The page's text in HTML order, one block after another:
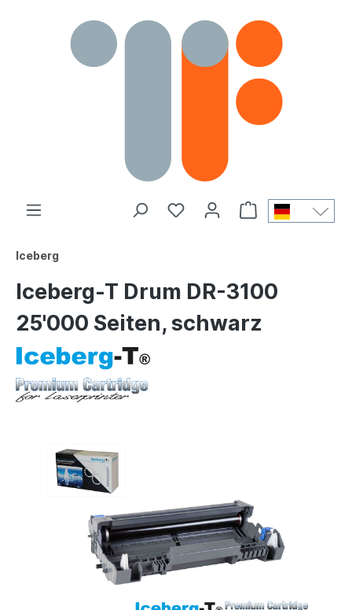
Iceberg
Iceberg-T Drum DR-3100
25'000 Seiten, schwarz